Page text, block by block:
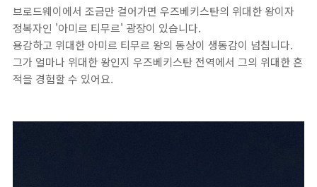
브로드웨이에서 조금만 걸어가면 우즈베키스탄의 위대한 왕이자
정복자인 '아미르 티무르' 광장이 있습니다.
용감하고 위대한 아미르 티무르 왕의 동상이 생동감이 넘칩니다.
그가 얼마나 위대한 왕인지 우즈베키스탄 전역에서 그의 위대한 흔
적을 경험할 수 있어요.